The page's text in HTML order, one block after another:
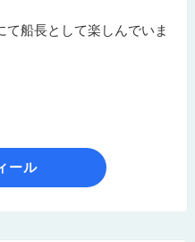
船長として楽しんでいま
ール